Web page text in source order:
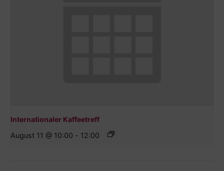
Internationaler Kaffeetreff
August 11 @ 10:00 - 12:00